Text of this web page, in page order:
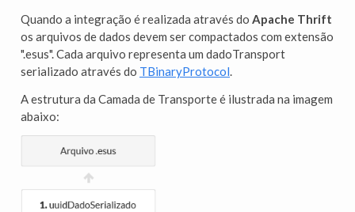
Quando a integração é realizada através do Apache Thrift
os arquivos de dados devem ser compactados com extensão
".esus". Cada arquivo representa um dadoTransport
serializado através do TBinaryProtocol.
A estrutura da Camada de Transporte é ilustrada na imagem
abaixo: